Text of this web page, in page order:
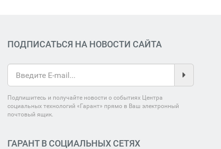
ПОДПИСАТЬСЯ НА НОВОСТИ САЙТА
Подпишитесь и получайте новости о событиях Центра
социальных технологий «Гарант» прямо в Ваш электронный
почтовый ящик.
ГАРАНТ В СОЦИАЛЬНЫХ СЕТЯХ